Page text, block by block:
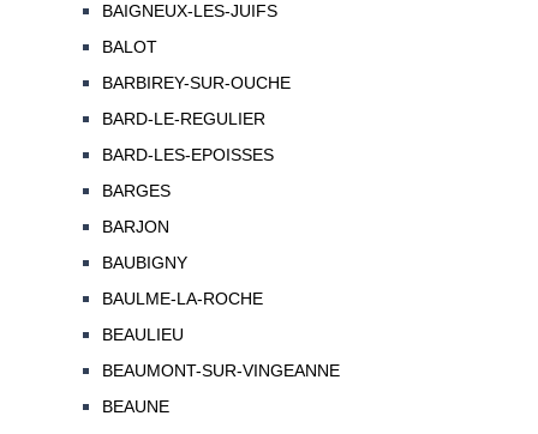
BAIGNEUX-LES-JUIFS
BALOT
BARBIREY-SUR-OUCHE
BARD-LE-REGULIER
BARD-LES-EPOISSES
BARGES
BARJON
BAUBIGNY
BAULME-LA-ROCHE
BEAULIEU
BEAUMONT-SUR-VINGEANNE
BEAUNE